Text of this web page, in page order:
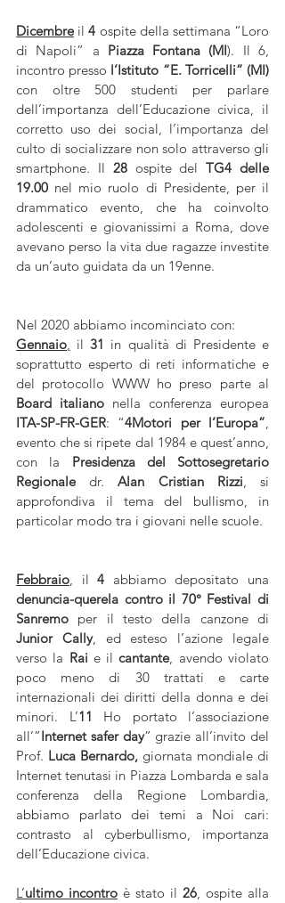
Dicembre il 4 ospite della settimana “Loro
di Napoli” a Piazza Fontana (MI). Il 6,
incontro presso l’Istituto “E. Torricelli” (MI)
con oltre 500 studenti per parlare
dell’importanza dell’Educazione civica, il
corretto uso dei social, l’importanza del
culto di socializzare non solo attraverso gli
smartphone. Il 28 ospite del TG4 delle
19.00 nel mio ruolo di Presidente, per il
drammatico evento, che ha coinvolto
adolescenti e giovanissimi a Roma, dove
avevano perso la vita due ragazze investite
da un’auto guidata da un 19enne.
Nel 2020 abbiamo incominciato con:
Gennaio, il 31 in qualità di Presidente e
soprattutto esperto di reti informatiche e
Board italiano nella conferenza europea
ITA-SP-FR-GER: “4Motori per l’Europa”,
evento che si ripete dal 1984 e quest’anno,
con la Presidenza del Sottosegretario
Regionale dr. Alan Cristian Rizzi, si
approfondiva il tema del bullismo, in
particolar modo tra i giovani nelle scuole.
Febbraio, il 4
denuncia-querela contro il 70° Festival di
Sanremo
Junior Cally, ed esteso l’azione legale
verso la Rai e il cantante, avendo violato
poco meno di 30 trattati e carte
internazionali dei diritti della donna e dei
minori. L’11 Ho portato l’associazione
all’”Internet safer day” grazie all’invito del
Prof. Luca Bernardo, giornata mondiale di
Internet tenutasi in Piazza Lombarda e sala
conferenza della Regione Lombardia,
abbiamo parlato dei temi a Noi cari:
contrasto al cyberbullismo, importanza
dell’Educazione civica.
L’ultimo incontro è stato il 26, ospite alla